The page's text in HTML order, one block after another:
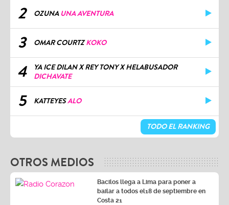
2 OZUNA UNA AVENTURA
3 OMAR COURTZKOKO
4
YA ICE DILAN X REY TONY X HELABUSADOR
DICHAVATE
5 KATTEYESALO
TODO EL RANKING
OTROS MEDIOS
Bacilos llega a Lima para poner a
bailar a todos el18 de septiembre en
Costa 21